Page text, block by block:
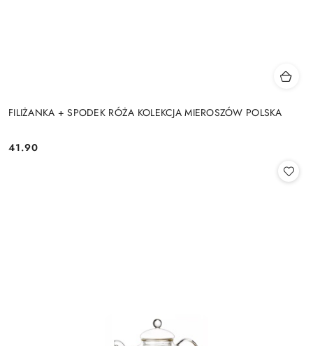
FILIŻANKA + SPODEK RÓŻA KOLEKCJA MIEROSZÓW POLSKA
Cena:
41.90